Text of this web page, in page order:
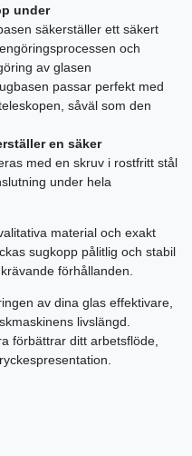
under
säkerställer ett säkert
och
av glasen
passar perfekt med
såväl som den
en säker
med en skruv i rostfritt stål
under hela
material och exakt
sugkopp pålitlig och stabil
förhållanden.
av dina glas effektivare,
livslängd.
förbättrar ditt arbetsflöde,